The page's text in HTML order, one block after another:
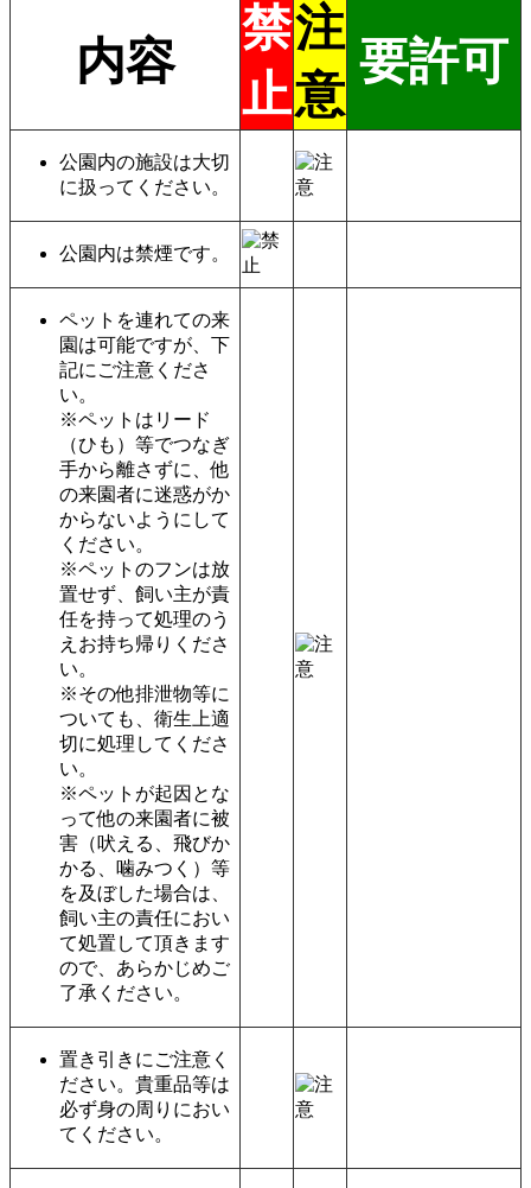
内容
禁
止
注
意
要許可
公園内の施設は大切
に扱ってください。
公園内は禁煙です。
ペットを連れての来
園は可能ですが、下
記にご注意くださ
い。
※ペットはリード
（ひも）等でつなぎ
手から離さずに、他
の来園者に迷惑がか
からないようにして
ください。
※ペットのフンは放
置せず、飼い主が責
任を持って処理のう
えお持ち帰りくださ
い。
※その他排泄物等に
ついても、衛生上適
切に処理してくださ
い。
※ペットが起因とな
って他の来園者に被
害（吠える、飛びか
かる、噛みつく）等
を及ぼした場合は、
飼い主の責任におい
て処置して頂きます
ので、あらかじめご
了承ください。
置き引きにご注意く
ださい。貴重品等は
必ず身の周りにおい
てください。